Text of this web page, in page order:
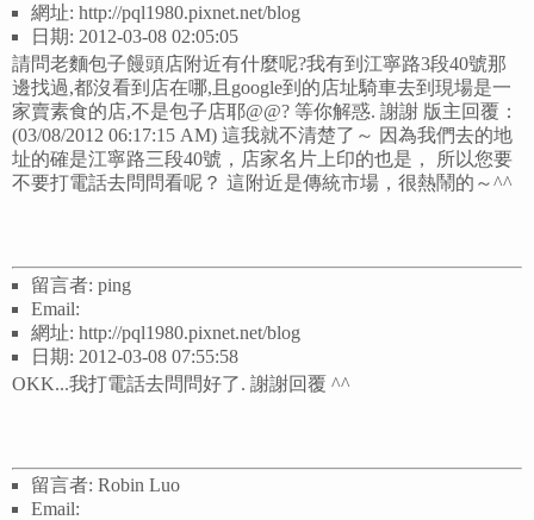
網址: http://pql1980.pixnet.net/blog
日期: 2012-03-08 02:05:05
請問老麵包子饅頭店附近有什麼呢?我有到江寧路3段40號那
邊找過,都沒看到店在哪,且google到的店址騎車去到現場是一
家賣素食的店,不是包子店耶@@? 等你解惑. 謝謝 版主回覆：
(03/08/2012 06:17:15 AM) 這我就不清楚了～ 因為我們去的地
址的確是江寧路三段40號，店家名片上印的也是， 所以您要
不要打電話去問問看呢？ 這附近是傳統市場，很熱鬧的～^^
留言者: ping
Email:
網址: http://pql1980.pixnet.net/blog
日期: 2012-03-08 07:55:58
OKK...我打電話去問問好了. 謝謝回覆 ^^
留言者: Robin Luo
Email: